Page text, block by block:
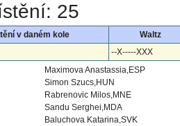
25
v daném kole
Waltz
--X-----XXX
Maximova Anastassia,ESP
Simon Szucs,HUN
Rabrenovic Milos,MNE
Sandu Serghei,MDA
Baluchova Katarina,SVK